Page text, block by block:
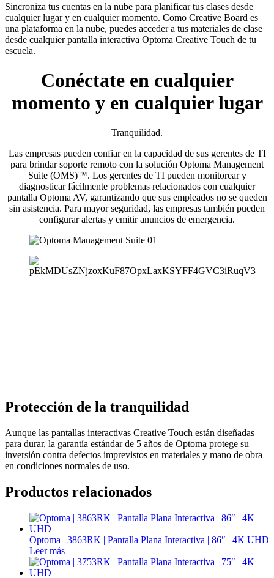
Sincroniza tus cuentas en la nube para planificar tus clases desde
cualquier lugar y en cualquier momento. Como Creative Board es
una plataforma en la nube, puedes acceder a tus materiales de clase
desde cualquier pantalla interactiva Optoma Creative Touch de tu
escuela.
Conéctate en cualquier
momento y en cualquier lugar
Tranquilidad.
Las empresas pueden confiar en la capacidad de sus gerentes de TI
para brindar soporte remoto con la solución Optoma Management
Suite (OMS)™. Los gerentes de TI pueden monitorear y
diagnosticar fácilmente problemas relacionados con cualquier
pantalla Optoma AV, garantizando que sus empleados no se queden
sin asistencia. Para mayor seguridad, las empresas también pueden
configurar alertas y emitir anuncios de emergencia.
Protección de la tranquilidad
Aunque las pantallas interactivas Creative Touch están diseñadas
para durar, la garantía estándar de 5 años de Optoma protege su
inversión contra defectos imprevistos en materiales y mano de obra
en condiciones normales de uso.
Productos relacionados
Optoma | 3863RK | Pantalla Plana Interactiva | 86″ | 4K UHD
Leer más